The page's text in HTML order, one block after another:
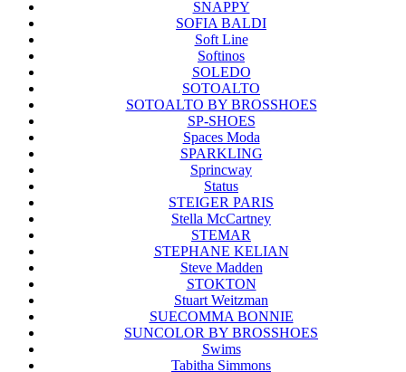
SNAPPY
SOFIA BALDI
Soft Line
Softinos
SOLEDO
SOTOALTO
SOTOALTO BY BROSSHOES
SP-SHOES
Spaces Moda
SPARKLING
Sprincway
Status
STEIGER PARIS
Stella McCartney
STEMAR
STEPHANE KELIAN
Steve Madden
STOKTON
Stuart Weitzman
SUECOMMA BONNIE
SUNCOLOR BY BROSSHOES
Swims
Tabitha Simmons